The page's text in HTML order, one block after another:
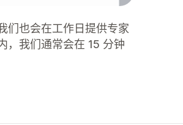
们也会在工作日提供专家
，我们通常会在 15 分钟